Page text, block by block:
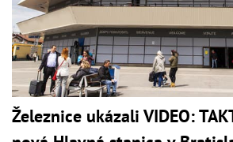
Železnice ukázali VIDEO: